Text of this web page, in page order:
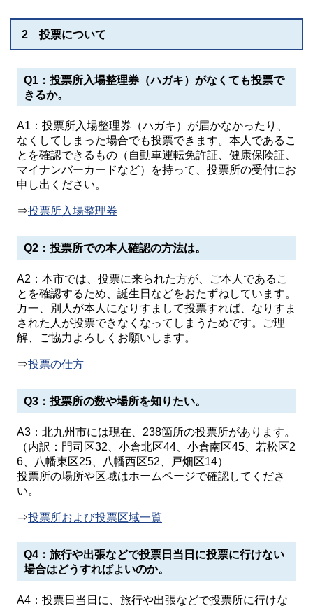
2 投票について
Q1：投票所入場整理券（ハガキ）がなくても投票で
きるか。
A1：投票所入場整理券（ハガキ）が届かなかったり、
なくしてしまった場合でも投票できます。本人であるこ
とを確認できるもの（自動車運転免許証、健康保険証、
マイナンバーカードなど）を持って、投票所の受付にお
申し出ください。
⇒投票所入場整理券
Q2：投票所での本人確認の方法は。
A2：本市では、投票に来られた方が、ご本人であるこ
とを確認するため、誕生日などをおたずねしています。
万一、別人が本人になりすまして投票すれば、なりすま
された人が投票できなくなってしまうためです。ご理
解、ご協力よろしくお願いします。
⇒投票の仕方
Q3：投票所の数や場所を知りたい。
A3：北九州市には現在、238箇所の投票所があります。
（内訳：門司区32、小倉北区44、小倉南区45、若松区2
6、八幡東区25、八幡西区52、戸畑区14）
投票所の場所や区域はホームページで確認してくださ
い。
⇒投票所および投票区域一覧
Q4：旅行や出張などで投票日当日に投票に行けない
場合はどうすればよいのか。
A4：投票日当日に、旅行や出張などで投票所に行けな